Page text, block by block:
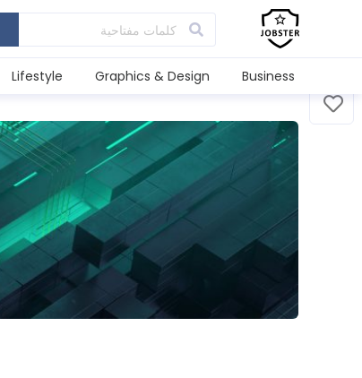
Business
Graphics & Design
Lifestyle